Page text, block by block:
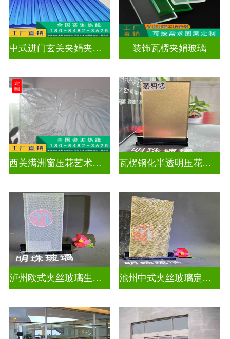
中式进门玄关夹娟夹丝玻璃 装饰瓦楞夹娟玻璃
西关满洲窗压花艺术玻璃门窗 瓦楞钢化半透明压花玻璃
泸州欧式夹丝玻璃生产厂家地址 池州中式夹丝玻璃定做厂